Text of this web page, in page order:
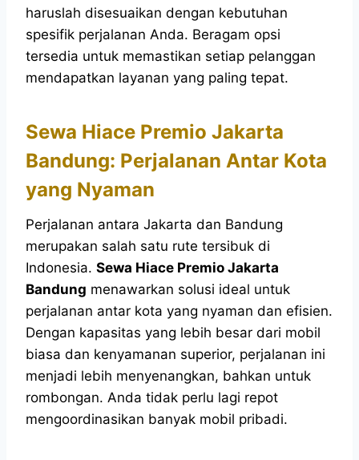
haruslah disesuaikan dengan kebutuhan
spesifik perjalanan Anda. Beragam opsi
tersedia untuk memastikan setiap pelanggan
mendapatkan layanan yang paling tepat.
Sewa Hiace Premio Jakarta
Bandung: Perjalanan Antar Kota
yang Nyaman
Perjalanan antara Jakarta dan Bandung
merupakan salah satu rute tersibuk di
Indonesia. Sewa Hiace Premio Jakarta
Bandung menawarkan solusi ideal untuk
perjalanan antar kota yang nyaman dan efisien.
Dengan kapasitas yang lebih besar dari mobil
biasa dan kenyamanan superior, perjalanan ini
menjadi lebih menyenangkan, bahkan untuk
rombongan. Anda tidak perlu lagi repot
mengoordinasikan banyak mobil pribadi.